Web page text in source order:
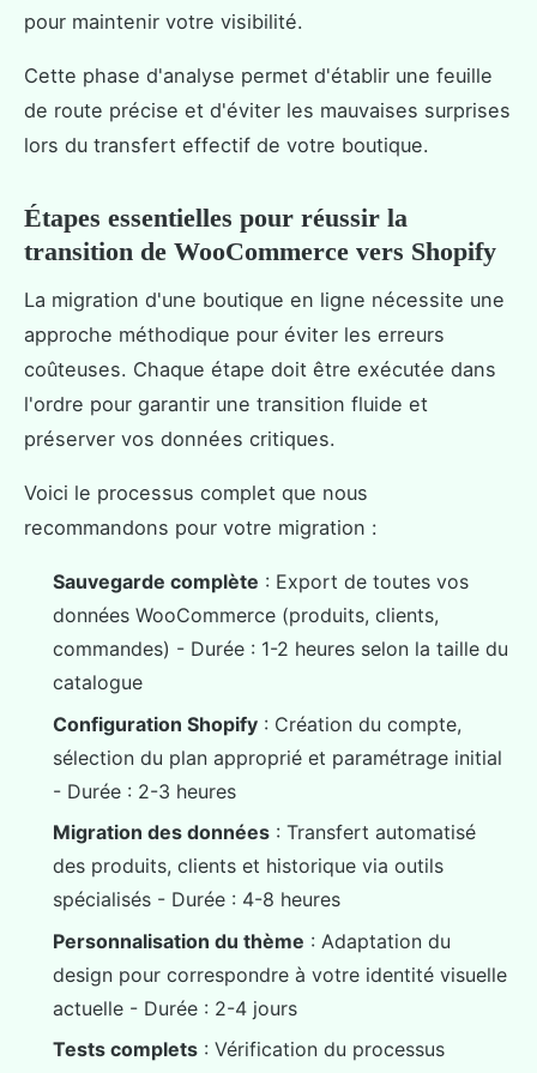
pour maintenir votre visibilité.
Cette phase d'analyse permet d'établir une feuille
de route précise et d'éviter les mauvaises surprises
lors du transfert effectif de votre boutique.
Étapes essentielles pour réussir la
transition de WooCommerce vers Shopify
La migration d'une boutique en ligne nécessite une
approche méthodique pour éviter les erreurs
coûteuses. Chaque étape doit être exécutée dans
l'ordre pour garantir une transition fluide et
préserver vos données critiques.
Voici le processus complet que nous
recommandons pour votre migration :
Sauvegarde complète : Export de toutes vos
données WooCommerce (produits, clients,
commandes) - Durée : 1-2 heures selon la taille du
catalogue
Configuration Shopify : Création du compte,
sélection du plan approprié et paramétrage initial
- Durée : 2-3 heures
Migration des données : Transfert automatisé
des produits, clients et historique via outils
spécialisés - Durée : 4-8 heures
Personnalisation du thème : Adaptation du
design pour correspondre à votre identité visuelle
actuelle - Durée : 2-4 jours
Tests complets : Vérification du processus